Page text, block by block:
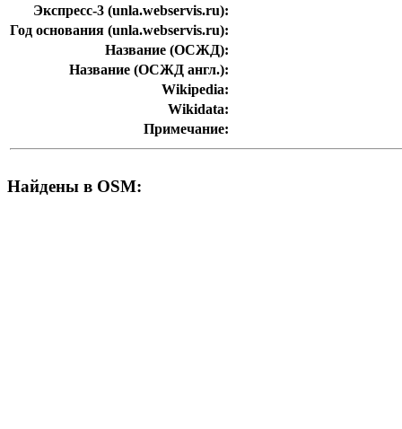
Экспресс-3 (unla.webservis.ru):
Год основания (unla.webservis.ru):
Название (ОСЖД):
Название (ОСЖД англ.):
Wikipedia:
Wikidata:
Примечание:
Найдены в OSM: